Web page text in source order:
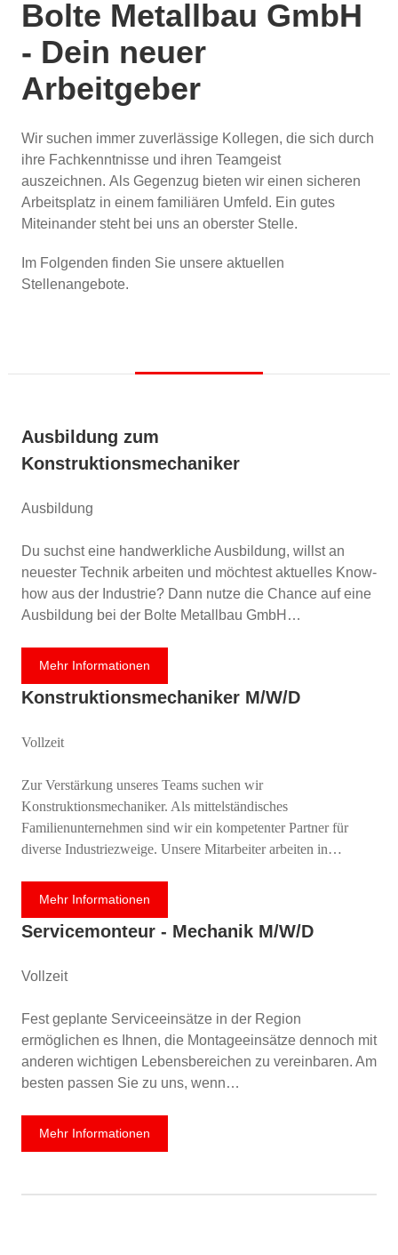
Bolte Metallbau GmbH
- Dein neuer
Arbeitgeber
Wir suchen immer zuverlässige Kollegen, die sich durch
ihre Fachkenntnisse und ihren Teamgeist
auszeichnen. Als Gegenzug bieten wir einen sicheren
Arbeitsplatz in einem familiären Umfeld. Ein gutes
Miteinander steht bei uns an oberster Stelle.
Im Folgenden finden Sie unsere aktuellen
Stellenangebote.
Ausbildung zum
Konstruktionsmechaniker
Ausbildung
Du suchst eine handwerkliche Ausbildung, willst an
neuester Technik arbeiten und möchtest aktuelles Know-
how aus der Industrie? Dann nutze die Chance auf eine
Ausbildung bei der Bolte Metallbau GmbH…
Mehr Informationen
Konstruktionsmechaniker M/w/d
Vollzeit
Zur Verstärkung unseres Teams suchen wir
Konstruktionsmechaniker. Als mittelständisches
Familienunternehmen sind wir ein kompetenter Partner für
diverse Industriezweige. Unsere Mitarbeiter arbeiten in…
Mehr Informationen
Servicemonteur - Mechanik M/w/d
Vollzeit
Fest geplante Serviceeinsätze in der Region
ermöglichen es Ihnen, die Montageeinsätze dennoch mit
anderen wichtigen Lebensbereichen zu vereinbaren. Am
besten passen Sie zu uns, wenn…
Mehr Informationen